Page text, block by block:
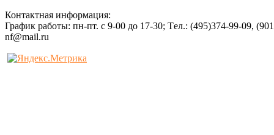
Контактная информация:
График работы: пн-пт. с 9-00 до 17-30; Tел.: (495)374-99-09,
nf@mail.ru